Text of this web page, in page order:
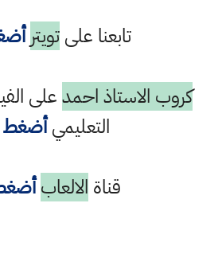
تابعنا علىتويتر
كروب الاستاذ احمدعلى
التعليميأضغط
قناة الالعاب